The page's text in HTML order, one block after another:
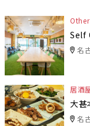
Self
名
居酒
大甚
名